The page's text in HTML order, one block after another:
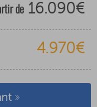
de 16.090€
4.970€
»